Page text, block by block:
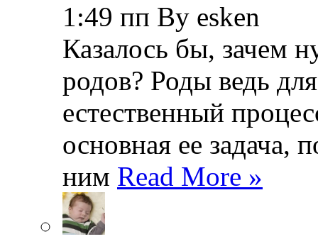
1:49 пп By esken
Казалось бы, зачем
родов? Роды ведь
естественный
основная ее задача,
ним Read More »